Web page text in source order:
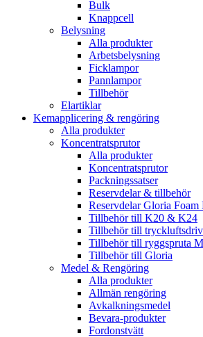
Bulk
Knappcell
Belysning
Alla produkter
Arbetsbelysning
Ficklampor
Pannlampor
Tillbehör
Elartiklar
Kemapplicering & rengöring
Alla produkter
Koncentratsprutor
Alla produkter
Koncentratsprutor
Packningssatser
Reservdelar & tillbehör
Reservdelar Gloria Foam
Tillbehör till K20 & K24
Tillbehör till
Tillbehör till ryggspruta
Tillbehör till Gloria
Medel & Rengöring
Alla produkter
Allmän rengöring
Avkalkningsmedel
Bevara-produkter
Fordonstvätt